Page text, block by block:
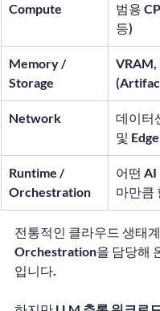
Compute
범용
등)
Memory /
Storage
VRAM,
Network
데이터
및
Runtime /
Orchestration
어떤 AI
마만큼
전통적인 클라우드 생태
Orchestration을 담당해
입니다.